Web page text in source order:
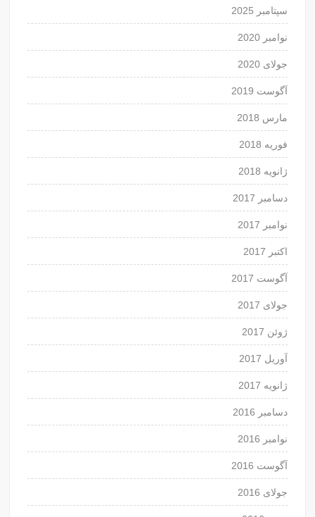
سپتامبر 2025
نوامبر 2020
جولای 2020
آگوست 2019
مارس 2018
فوریه 2018
ژانویه 2018
دسامبر 2017
نوامبر 2017
اکتبر 2017
آگوست 2017
جولای 2017
ژوئن 2017
آوریل 2017
ژانویه 2017
دسامبر 2016
نوامبر 2016
آگوست 2016
جولای 2016